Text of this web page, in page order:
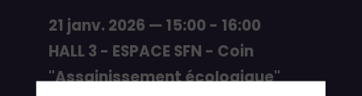
21 janv. 2026—15:00- 16:00
HALL 3 - ESPACE SFN - Coin
"Assainissement écologique"